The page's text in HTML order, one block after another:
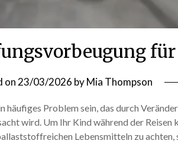
on23/03/2026 byMia Thompson
häufiges Problem sein, das durch
wird. Um Ihr Kind während der
Lebensmitteln zu achten,